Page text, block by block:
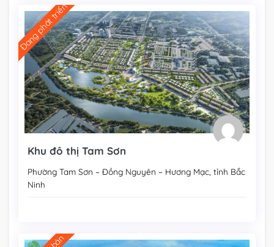
Đang phát triển
Khu đô thị Tam Sơn
Phường Tam Sơn – Đồng Nguyên – Hương Mạc, tỉnh Bắc
Ninh